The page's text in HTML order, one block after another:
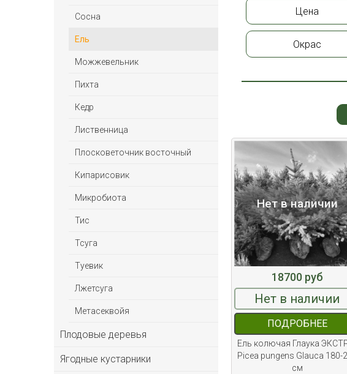
Сосна
Ель
Можжевельник
Пихта
Кедр
Лиственница
Плосковеточник восточный
Кипарисовик
Микробиота
Тис
Тсуга
Туевик
Лжетсуга
Метасеквойя
Плодовые деревья
Ягодные кустарники
Цена
Окрас
Нет в наличии
18700 руб
Нет в наличии
ПОДРОБНЕЕ
Ель колючая Глаука
Picea pungens Glauca 180-
см